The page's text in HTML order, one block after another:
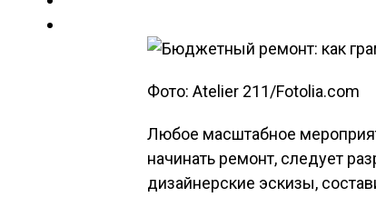
Фото: Atelier 211/Fotolia.com
Любое масштабное
начинать ремонт, следует
дизайнерские эскизы,